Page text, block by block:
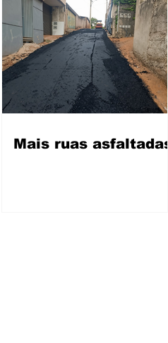
Mais ruas asfaltadas